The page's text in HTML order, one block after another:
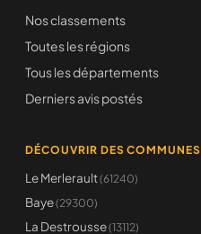
Nos classements
Toutes les régions
Tous les départements
Derniers avis postés
DÉCOUVRIR DES COMMUNES
Le Merlerault(61240)
Baye(29300)
La Destrousse(13112)